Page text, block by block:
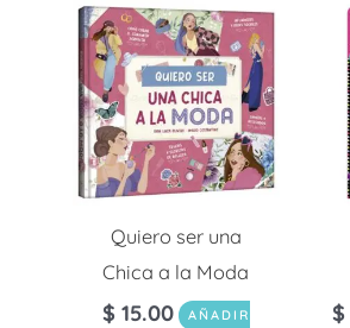
Quiero ser una
Chica a la Moda
$ 15.00
AÑADIR
$